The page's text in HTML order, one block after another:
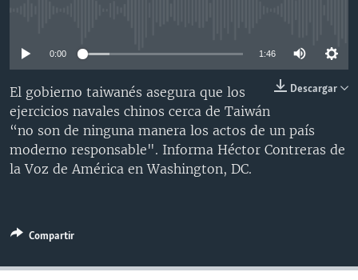
TECNOLOGÍA
DEPORTES
CIENCIA Y SALUD
FOTOGRAFÍA
AUDIOS
EL MUNDO AL DÍA
FORO INTERAMERICANO
VISIÓN 360
LAS CLAVES
RADIO
AVANCE INFORMATIVO
AUDIONOTICIAS
BUENOS DÍAS AMÉRICA
FORO [RADIO]
DEPORTIVO INTERNACIONAL
DIRECT
DOCUMENTALES DE LA VOA
Learning English
0:00 1:46
Descargar
El gobierno taiwanés asegura que los
ejercicios navales chinos cerca de Taiwán
“no son de ninguna manera los actos de un país
moderno responsable". Informa Héctor Contreras de
la Voz de América en Washington, DC.
Compartir